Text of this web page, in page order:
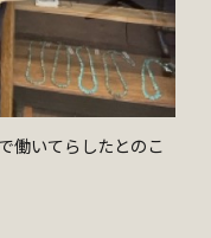
働いてらしたとのこ